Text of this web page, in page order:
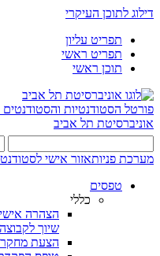
דילוג לתוכן העיקרי
תפריט עליון
תפריט ראשי
תוכן ראשי
פורטל הסטודנטיות והסטודנטים
אוניברסיטת תל אביב
מערכת פניותאזור אישי
טפסים
כללי
שיוך לקבוצה 28
הצעת מחקר